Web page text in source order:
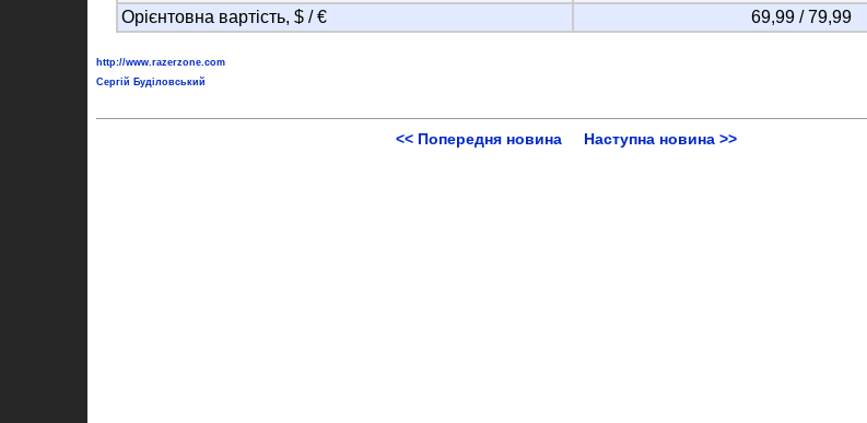
Орієнтовна вартість, $ / €
69,99 / 79,99
http://www.razerzone.com
Сергій Буділовський
<< Попередня новина Наступна новина >>